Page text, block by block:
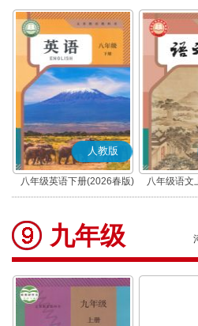
人教版
八年级英语下册(2026春版)
八年级语文
(
九年级